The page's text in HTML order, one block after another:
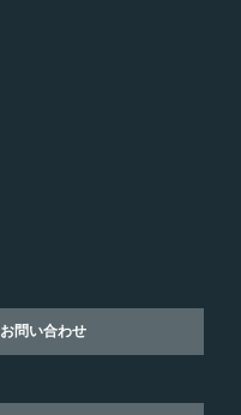
問い合わせ